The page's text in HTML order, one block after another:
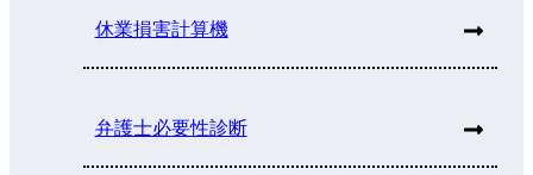
休業損害計算機
弁護士必要性診断